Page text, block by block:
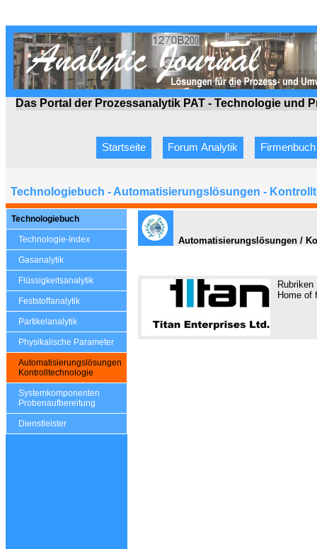
Das Portal der Prozessanalytik PAT - Technologie und
Startseite Forum Analytik Firmenbuch
Technologiebuch - Automatisierungslösungen -
Technologiebuch
Technologie-Index
Gasanalytik
Flüssigkeitsanalytik
Feststoffanalytik
Partikelanalytik
Physikalische Parameter
Automatisierungslösungen
Kontrolltechnologie
Systemkomponenten
Probenaufbereitung
Dienstleister
Automatisierungslösungen /
Home of